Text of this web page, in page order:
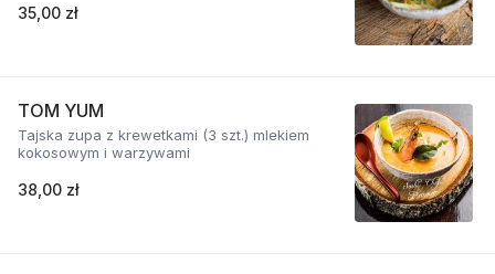
35,00 zł
TOM YUM
Tajska zupa z krewetkami (3 szt.) mlekiem
kokosowym i warzywami
38,00 zł